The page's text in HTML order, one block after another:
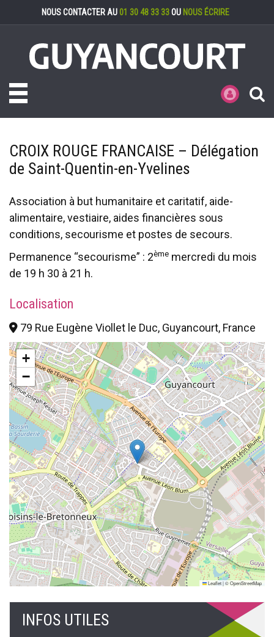
NOUS CONTACTER AU 01 30 48 33 33OU NOUS ÉCRIRE
Toggle navigation MES
CROIX ROUGE FRANCAISE – Délégation
de Saint-Quentin-en-Yvelines
Association à but humanitaire et caritatif, aide-
alimentaire, vestiaire, aides financières sous
conditions, secourisme et postes de secours.
Permanence “secourisme” : 2ème mercredi du mois
de 19 h 30 à 21 h.
Localisation
79 Rue Eugène Viollet le Duc, Guyancourt, France
+
−
Leaflet|©OpenStreetMap
INFOS UTILES